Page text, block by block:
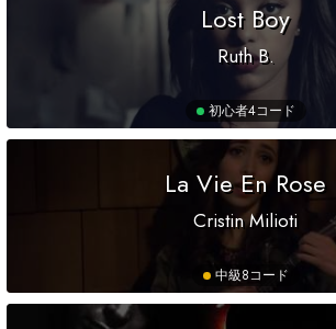
Lost Boy
Ruth B.
初心者4コード
La Vie En Rose
Cristin Milioti
中級8コード